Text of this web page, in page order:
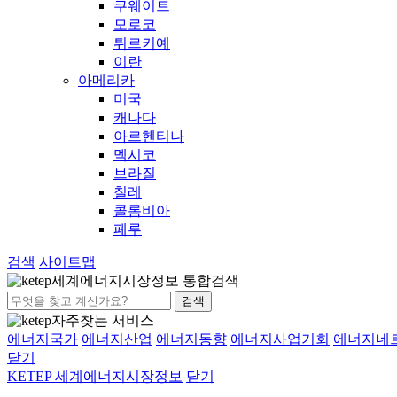
쿠웨이트
모로코
튀르키예
이란
아메리카
미국
캐나다
아르헨티나
멕시코
브라질
칠레
콜롬비아
페루
검색 사이트맵
세계에너지시장정보 통합검색
검색
자주찾는 서비스
에너지국가 에너지산업 에너지동향 에너지사업기회 에너지네
닫기
KETEP 세계에너지시장정보 닫기